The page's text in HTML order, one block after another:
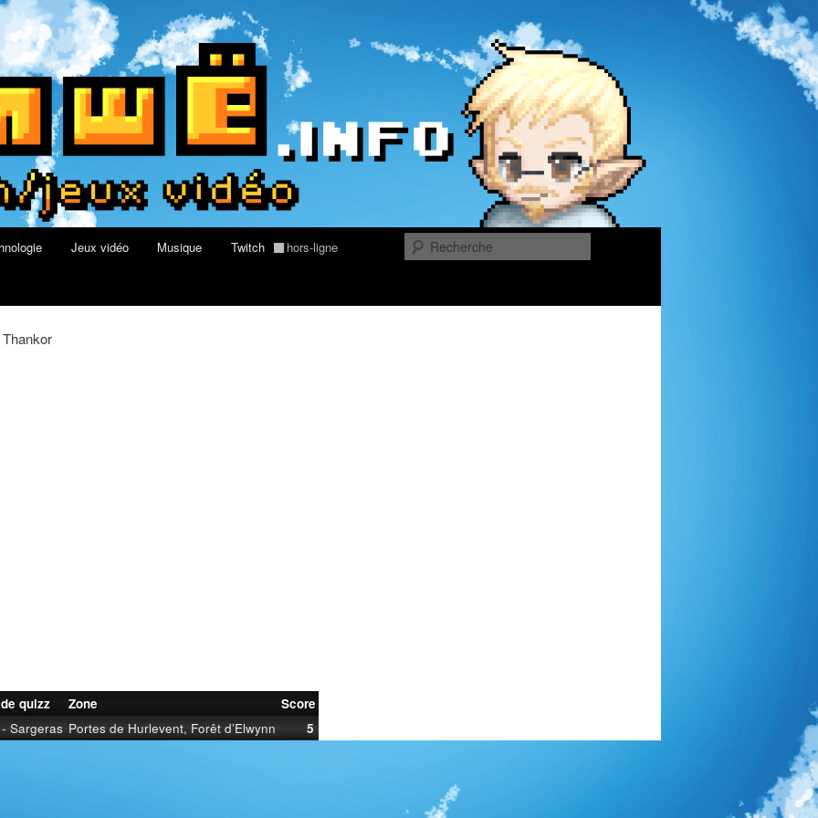
geek, tech et jeux vidéo
of Warcraft
Jeux vidéo Musique Twitch hors-ligne
Thankor
quizz Zone
Score
Sargeras Portes de Hurlevent, Forêt d’Elwynn 5